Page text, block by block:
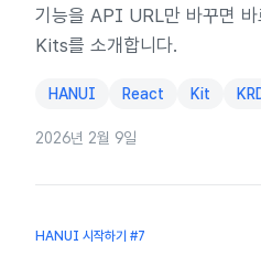
기능을 API URL만 바꾸면
Kits를 소개합니다.
HANUI React Kit
2026년 2월 9일
HANUI 시작하기 #7